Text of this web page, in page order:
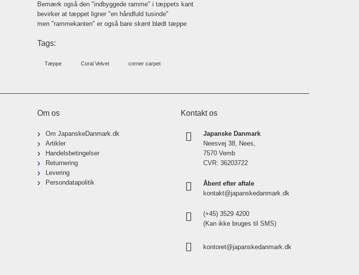
Bemærk også den "indbyggede ramme" i tæppets kant
bevirker at tæppet ligner "en håndfuld tusinde"
men "rammekanten" er også bare skønt blødt tæppe
Tags:
Tæppe Coral Velvet corner carpet
Om os
Om JapanskeDanmark.dk
Artikler
Handelsbetingelser
Returnering
Levering
Persondatapolitik
Kontakt os
Japanske Danmark
Neesvej 38, Nees,
7570 Vemb
CVR: 36203722
Åbent efter aftale
kontakt@japanskedanmark.dk
(+45) 3529 4200
(Kan ikke bruges til SMS)
kontoret@japanskedanmark.dk